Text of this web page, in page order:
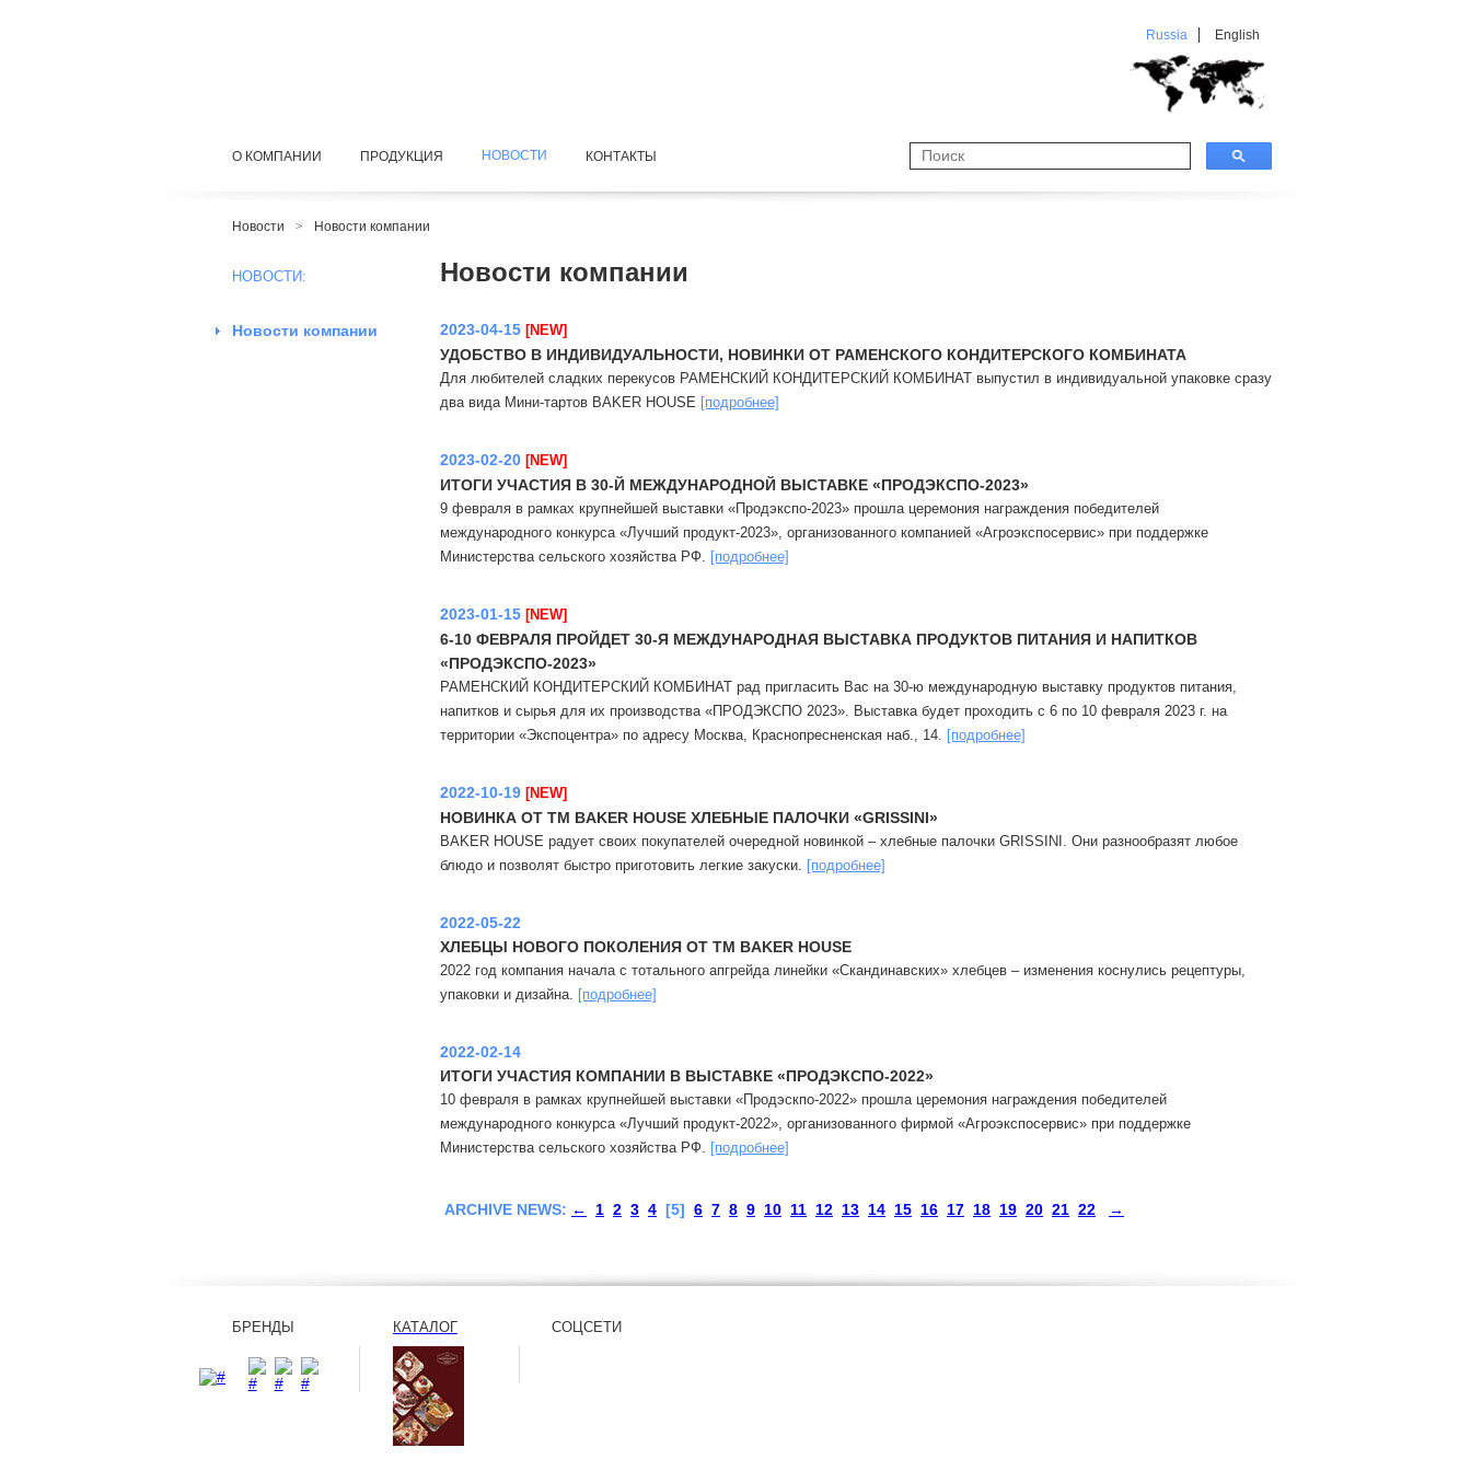
Russia English
О КОМПАНИИ ПРОДУКЦИЯ НОВОСТИ КОНТАКТЫ
Новости > Новости компании
Новости компании
2023-04-15 [NEW]
УДОБСТВО В ИНДИВИДУАЛЬНОСТИ, НОВИНКИ ОТ РАМЕНСКОГО КОНДИТЕРСКОГО КОМБИНАТА
Для любителей сладких перекусов РАМЕНСКИЙ КОНДИТЕРСКИЙ КОМБИНАТ выпустил в индивидуальной упаковке сразу
два вида Мини-тартов BAKER HOUSE [подробнее]
2023-02-20 [NEW]
ИТОГИ УЧАСТИЯ В 30-Й МЕЖДУНАРОДНОЙ ВЫСТАВКЕ «ПРОДЭКСПО-2023»
9 февраля в рамках крупнейшей выставки «Продэкспо-2023» прошла церемония награждения победителей
международного конкурса «Лучший продукт-2023», организованного компанией «Агроэкспосервис» при поддержке
Министерства сельского хозяйства РФ. [подробнее]
2023-01-15 [NEW]
6-10 ФЕВРАЛЯ ПРОЙДЕТ 30-Я МЕЖДУНАРОДНАЯ ВЫСТАВКА ПРОДУКТОВ ПИТАНИЯ И НАПИТКОВ
«ПРОДЭКСПО-2023»
РАМЕНСКИЙ КОНДИТЕРСКИЙ КОМБИНАТ рад пригласить Вас на 30-ю международную выставку продуктов питания,
напитков и сырья для их производства «ПРОДЭКСПО 2023». Выставка будет проходить с 6 по 10 февраля 2023 г. на
территории «Экспоцентра» по адресу Москва, Краснопресненская наб., 14. [подробнее]
2022-10-19 [NEW]
НОВИНКА ОТ TM BAKER HOUSE ХЛЕБНЫЕ ПАЛОЧКИ «GRISSINI»
BAKER HOUSE радует своих покупателей очередной новинкой – хлебные палочки GRISSINI. Они разнообразят любое
блюдо и позволят быстро приготовить легкие закуски. [подробнее]
2022-05-22
ХЛЕБЦЫ НОВОГО ПОКОЛЕНИЯ ОТ ТМ BAKER HOUSE
2022 год компания начала с тотального апгрейда линейки «Скандинавских» хлебцев – изменения коснулись рецептуры,
упаковки и дизайна. [подробнее]
2022-02-14
ИТОГИ УЧАСТИЯ КОМПАНИИ В ВЫСТАВКЕ «ПРОДЭКСПО-2022»
10 февраля в рамках крупнейшей выставки «Продэскпо-2022» прошла церемония награждения победителей
международного конкурса «Лучший продукт-2022», организованного фирмой «Агроэкспосервис» при поддержке
Министерства сельского хозяйства РФ. [подробнее]
ARCHIVE NEWS: ← 1 2 3 4 [5] 6 7 8 9 10 11 12 13 14 15 16 17 18 19 20 21 22 →
НОВОСТИ:
Новости компании
БРЕНДЫ КАТАЛОГ СОЦСЕТИ